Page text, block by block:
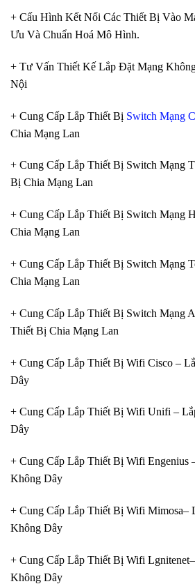
+ Cấu Hình Kết Nối Các Thiết Bị Vào
Ưu Và Chuẩn Hoá Mô Hình.
+ Tư Vấn Thiết Kế Lắp Đặt Mạng
Nội
+ Cung Cấp Lắp Thiết Bị Switch Mạng
Chia Mạng Lan
+ Cung Cấp Lắp Thiết Bị Switch Mạng
Bị Chia Mạng Lan
+ Cung Cấp Lắp Thiết Bị Switch Mạng
Chia Mạng Lan
+ Cung Cấp Lắp Thiết Bị Switch Mạng
Chia Mạng Lan
+ Cung Cấp Lắp Thiết Bị Switch Mạng
Thiết Bị Chia Mạng Lan
+ Cung Cấp Lắp Thiết Bị Wifi Cisco –
Dây
+ Cung Cấp Lắp Thiết Bị Wifi Unifi –
Dây
+ Cung Cấp Lắp Thiết Bị Wifi Engenius
Không Dây
+ Cung Cấp Lắp Thiết Bị Wifi Mimosa–
Không Dây
+ Cung Cấp Lắp Thiết Bị Wifi
Không Dây